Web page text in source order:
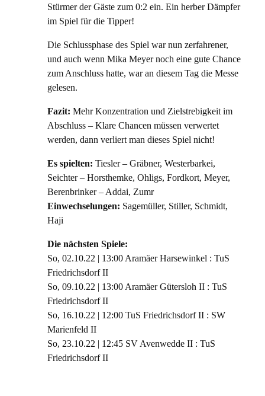
Stürmer der Gäste zum 0:2 ein. Ein herber Dämpfer
im Spiel für die Tipper!
Die Schlussphase des Spiel war nun zerfahrener,
und auch wenn Mika Meyer noch eine gute Chance
zum Anschluss hatte, war an diesem Tag die Messe
gelesen.
Fazit: Mehr Konzentration und Zielstrebigkeit im
Abschluss – Klare Chancen müssen verwertet
werden, dann verliert man dieses Spiel nicht!
Es spielten: Tiesler – Gräbner, Westerbarkei,
Seichter – Horsthemke, Ohligs, Fordkort, Meyer,
Berenbrinker – Addai, Zumr
Einwechselungen: Sagemüller, Stiller, Schmidt,
Haji
Die nächsten Spiele:
So, 02.10.22 | 13:00 Aramäer Harsewinkel : TuS
Friedrichsdorf II
So, 09.10.22 | 13:00 Aramäer Gütersloh II : TuS
Friedrichsdorf II
So, 16.10.22 | 12:00 TuS Friedrichsdorf II : SW
Marienfeld II
So, 23.10.22 | 12:45 SV Avenwedde II : TuS
Friedrichsdorf II